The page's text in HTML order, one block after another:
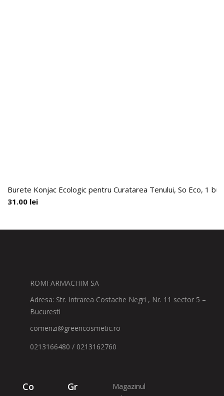
Burete Konjac Ecologic pentru Curatarea Tenului, So Eco, 1
31.00 lei
ROMFARMACHIM SA
Adresa: Str. Intrarea Costache Negri , Nr. 11 sector 5 –
Bucuresti
comenzi@greencosmetic.ro
0213166480 / 0213162760
Co
Gr
Magazinul